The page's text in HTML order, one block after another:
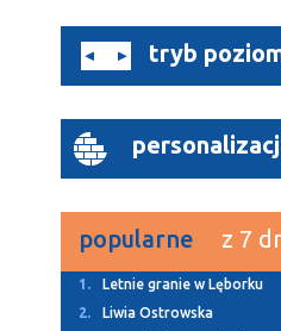
tryb
popularne z 7
1. Letnie granie w Lęborku
2.
Liwia Ostrowska